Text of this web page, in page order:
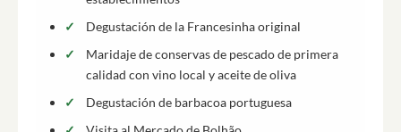
Degustación de la Francesinha original
Maridaje de conservas de pescado de primera
calidad con vino local y aceite de oliva
Degustación de barbacoa portuguesa